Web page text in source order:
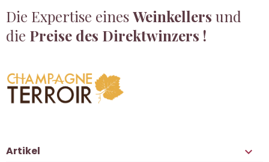
Die Expertise einesWeinkellers und
die Preise des Direktwinzers !
Artikel 